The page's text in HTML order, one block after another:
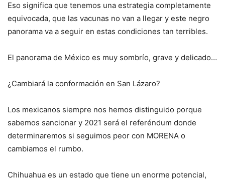
Eso significa que tenemos una estrategia completamente
equivocada, que las vacunas no van a llegar y este negro
panorama va a seguir en estas condiciones tan terribles.
El panorama de México es muy sombrío, grave y delicado…
¿Cambiará la conformación en San Lázaro?
Los mexicanos siempre nos hemos distinguido porque
sabemos sancionar y 2021 será el referéndum donde
determinaremos si seguimos peor con MORENA o
cambiamos el rumbo.
Chihuahua es un estado que tiene un enorme potencial,